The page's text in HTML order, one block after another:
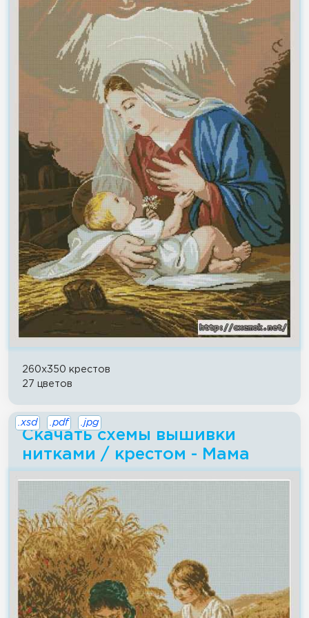
260x350 крестов
27 цветов
Скачать схемы вышивки
нитками / крестом - Мама
.xsd .pdf .jpg